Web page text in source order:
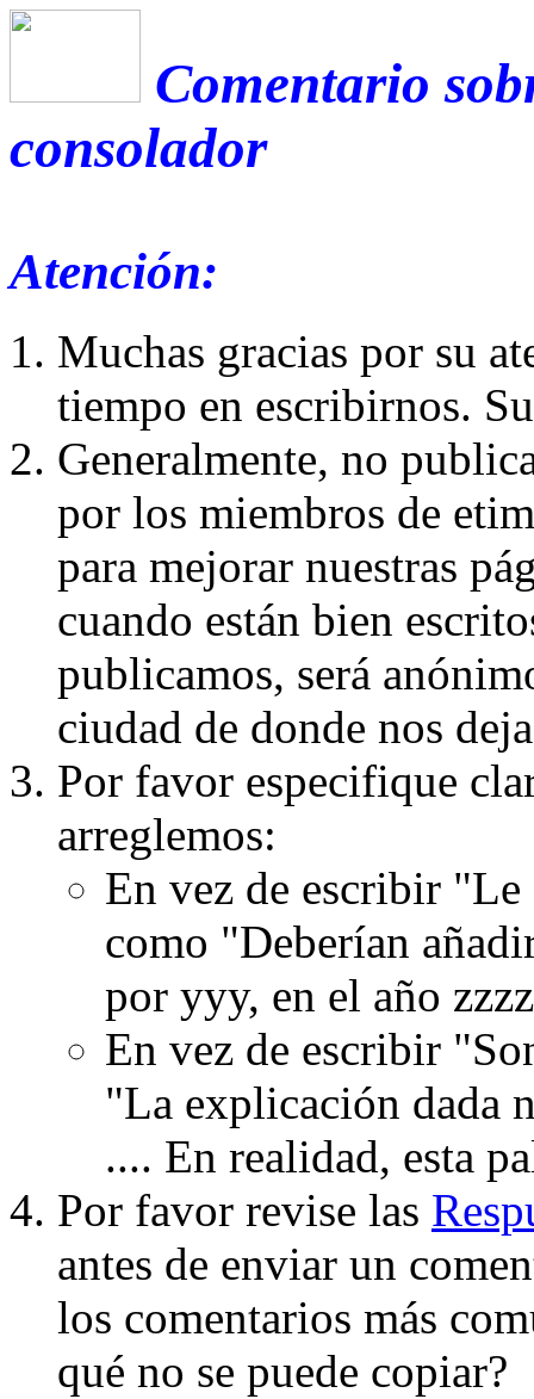
Comentario
consolador
Atención:
Muchas gracias por su
tiempo en escribirnos.
Generalmente, no
por los miembros de
para mejorar nuestras
cuando están bien
publicamos, será
ciudad de donde nos
Por favor especifique
arreglemos:
En vez de escribir
como "Deberían
por yyy, en el año
En vez de escribir
"La explicación dada
.... En realidad, esta
Por favor revise las
antes de enviar un
los comentarios más
qué no se puede copiar?